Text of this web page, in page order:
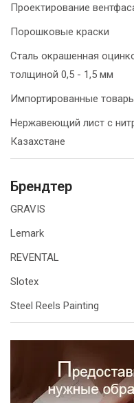
Проектирование
Порошковые краски
Сталь окрашенная
толщиной 0,5 - 1,5 мм
Импортированные
Нержавеющий лист с
Казахстане
Брендтер
GRAVIS
Lemark
REVENTAL
Slotex
Steel Reels Painting